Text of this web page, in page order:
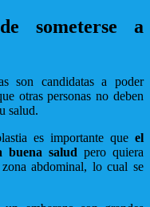
someterse a
son candidatas a poder
otras personas no deben
salud.
es importante que el
buena salud pero quiera
abdominal, lo cual se